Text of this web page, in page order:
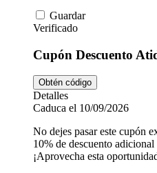
Guardar
Verificado
Cupón Descuento
Obtén código
Detalles
Caduca el 10/09/2026
No dejes pasar este cupón
10% de descuento
¡Aprovecha esta